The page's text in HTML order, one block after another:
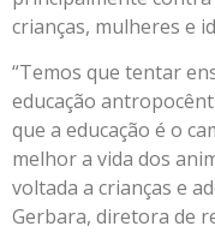
crianças, mulheres e
“Temos que tentar
educação
que a educação é o
melhor a vida dos
voltada a crianças e
Gerbara, diretora de